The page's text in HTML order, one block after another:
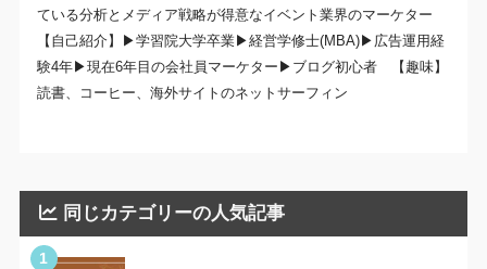
ている分析とメディア戦略が得意なイベント業界のマーケター
【自己紹介】▶学習院大学卒業▶経営学修士(MBA)▶広告運用経
験4年▶現在6年目の会社員マーケター▶ブログ初心者 【趣味】
読書、コーヒー、海外サイトのネットサーフィン
同じカテゴリーの人気記事
1